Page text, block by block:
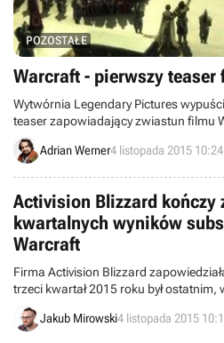
POZOSTAŁE
Warcraft - pierwszy
Wytwórnia Legendary Pictures
teaser zapowiadający zwiastun filmu
Adrian Werner4 listopada 2015 10:24
Activision Blizzard kończy
kwartalnych wyników
Warcraft
Firma Activision Blizzard
trzeci kwartał 2015 roku był
subskrybentów gry World of Warcraft.
korporacji przestała być ona
Jakub Mirowski4 listopada 2015